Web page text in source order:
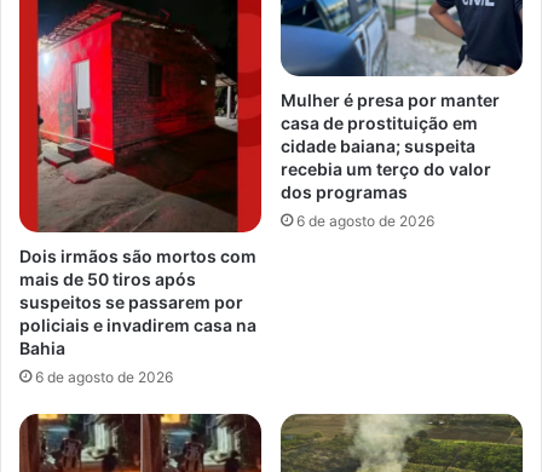
Dois irmãos são mortos com
mais de 50 tiros após
suspeitos se passarem por
policiais e invadirem casa na
Bahia
6 de agosto de 2026
Mulher é presa por manter
casa de prostituição em
cidade baiana; suspeita
recebia um terço do valor
dos programas
6 de agosto de 2026